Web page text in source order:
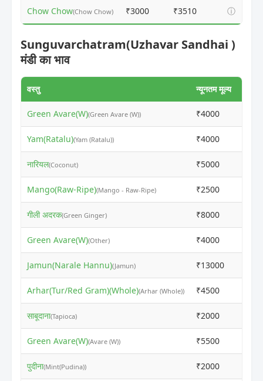
Chow Chow(Chow Chow) ₹3000 ₹3510 ⓘ
Sunguvarchatram(Uzhavar Sandhai )
मंडी का भाव
वस्तु न्यूनतम मूल्य
Green Avare(W)(Green Avare (W)) ₹4000
Yam(Ratalu)(Yam (Ratalu)) ₹4000
नारियल(Coconut) ₹5000
Mango(Raw-Ripe)(Mango - Raw-Ripe) ₹2500
गीली अदरक(Green Ginger) ₹8000
Green Avare(W)(Other) ₹4000
Jamun(Narale Hannu)(Jamun) ₹13000
Arhar(Tur/Red Gram)(Whole)(Arhar (Whole)) ₹4500
साबूदाना(Tapioca) ₹2000
Green Avare(W)(Avare (W)) ₹5500
पुदीना(Mint(Pudina)) ₹2000